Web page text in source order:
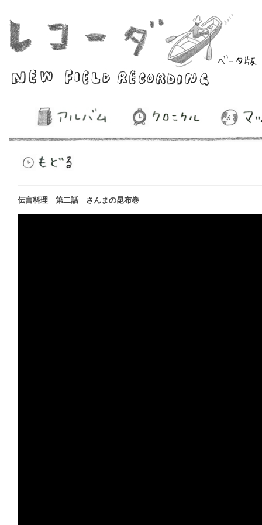
伝言料理 第二話 さんまの昆布巻